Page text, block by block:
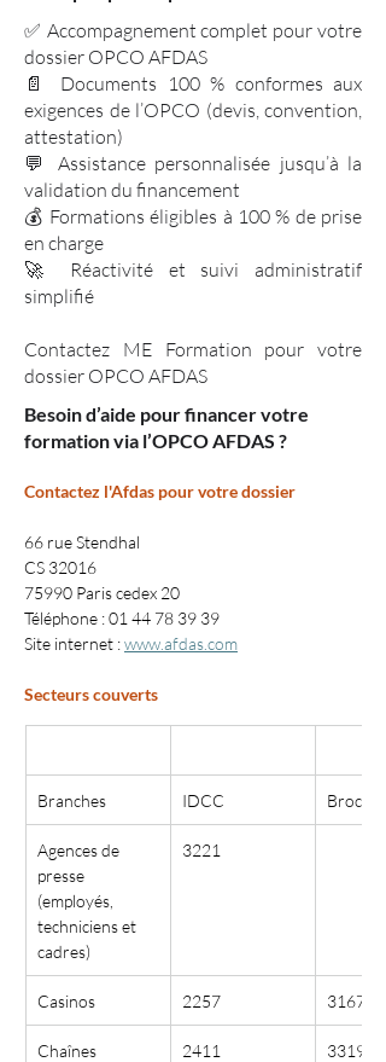
✅ Accompagnement complet pour votre
dossier OPCO AFDAS
📄 Documents 100 % conformes aux
exigences de l’OPCO (devis, convention,
attestation)
💬 Assistance personnalisée jusqu’à la
validation du financement
💰 Formations éligibles à 100 % de prise
en charge
🚀 Réactivité et suivi administratif
simplifié
Contactez ME Formation pour votre
dossier OPCO AFDAS
Besoin d’aide pour financer votre
formation via l’OPCO AFDAS ?
Contactez l'Afdas pour votre dossier
66 rue Stendhal
CS 32016
75990 Paris cedex 20
Téléphone : 01 44 78 39 39
Site internet : www.afdas.com
Secteurs couverts
Branches IDCC Brochure
Agences de
presse
(employés,
techniciens et
cadres)
3221
Casinos 2257 3167
Chaînes
2411 3319